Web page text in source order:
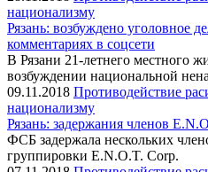
национализму
Рязань: возбуждено уголовное
комментариях в соцсети
В Рязани 21-летнего местного
возбуждении национальной
09.11.2018 Противодействие
национализму
Рязань: задержания членов
ФСБ задержала нескольких
группировки E.N.O.T. Corp.